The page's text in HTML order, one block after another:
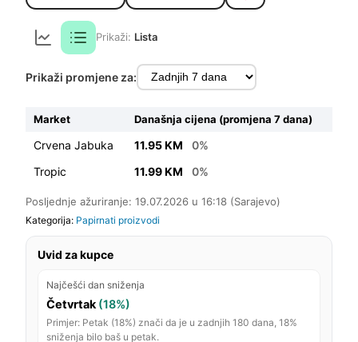
Prikaži: Lista
Prikaži promjene za:
Market Današnja cijena (promjena 7 dana)
Crvena Jabuka 11.95 KM
0%
Tropic
11.99 KM 0%
Posljednje ažuriranje: 19.07.2026 u 16:18 (Sarajevo)
Kategorija: Papirnati proizvodi
Uvid za kupce
Najčešći dan sniženja
Četvrtak (18%)
Primjer: Petak (18%) znači da je u zadnjih 180 dana, 18%
sniženja bilo baš u petak.